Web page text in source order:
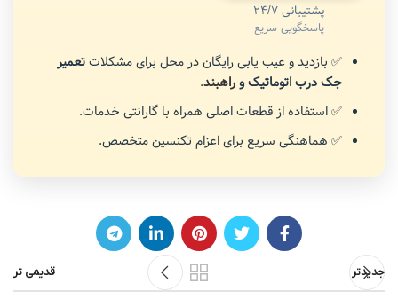
پشتیبانی 24/7
پاسخگویی سریع
✅ بازدید و عیب یابی رایگان در محل برای مشکلاتتعمیر
جک درب اتوماتیک وراهبند.
✅ استفاده از قطعات اصلی همراه با گارانتی خدمات.
✅ هماهنگی سریع برای اعزام تکنسین متخصص.
جدیدتر قدیمی تر